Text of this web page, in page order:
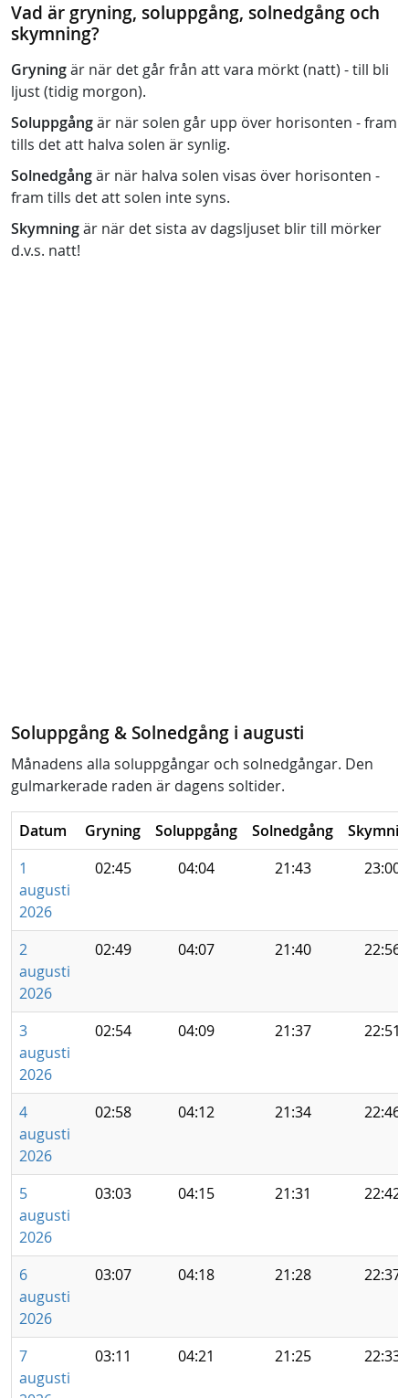
Vad är gryning, soluppgång, solnedgång och
skymning?
Gryningär när det går från att vara mörkt (natt) - till bli
ljust (tidig morgon).
Soluppgångär när solen går upp över horisonten - fram
tills det att halva solen är synlig.
Solnedgångär när halva solen visas över horisonten -
fram tills det att solen inte syns.
Skymningär när det sista av dagsljuset blir till mörker
d.v.s. natt!
Soluppgång & Solnedgång i augusti
Månadens alla soluppgångar och solnedgångar. Den
gulmarkerade raden är dagens soltider.
Datum Gryning Soluppgång Solnedgång
1
augusti
2026
02:45 04:04 21:43 23:00
2
augusti
2026
02:49 04:07 21:40 22:56
3
augusti
2026
02:54 04:09 21:37 22:51
4
augusti
2026
02:58 04:12 21:34 22:46
5
augusti
2026
03:03 04:15 21:31 22:42
6
augusti
2026
03:07 04:18 21:28 22:37
7
augusti
03:11 04:21 21:25 22:33